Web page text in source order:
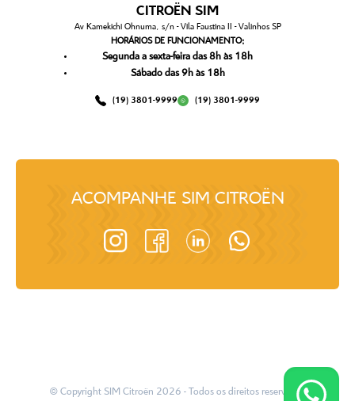
CITROËN SIM
Av Kamekichi Ohnuma, s/n - Vila Faustina II - Valinhos SP
HORÁRIOS DE FUNCIONAMENTO:
Segunda a sexta-feira das 8h às 18h
Sábado das 9h às 18h
(19) 3801-9999 (19) 3801-9999
ACOMPANHE SIM CITROËN
© Copyright SIM Citroën 2026 - Todos os direitos reservados